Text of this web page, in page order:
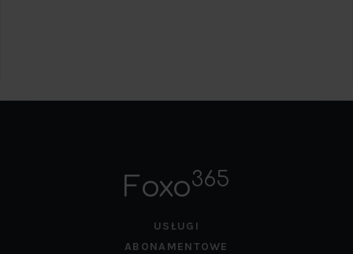
Foxo365
USŁUGI
ABONAMENTOWE